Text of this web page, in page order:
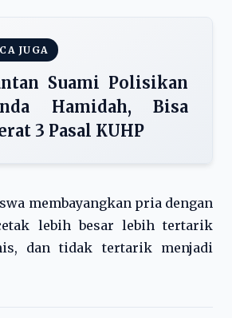
JUGA
Suami Polisikan
Hamidah, Bisa
3 Pasal KUHP
membayangkan pria dengan
lebih besar lebih tertarik
dan tidak tertarik menjadi